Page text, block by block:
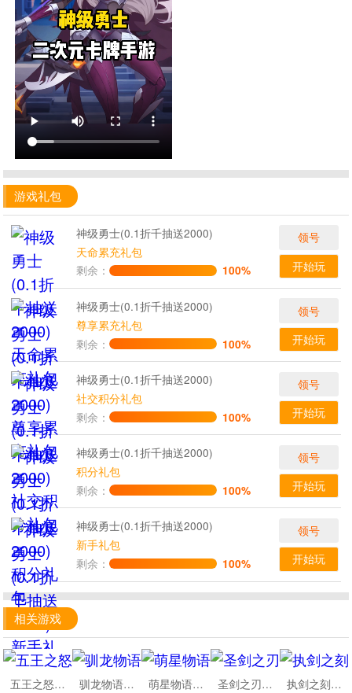
游戏礼包
神级勇士(0.1折千抽送2000)
天命累充礼包
剩余：
100%
领号
开始玩
神级勇士(0.1折千抽送2000)
尊享累充礼包
剩余：
100%
领号
开始玩
神级勇士(0.1折千抽送2000)
社交积分礼包
剩余：
100%
领号
开始玩
神级勇士(0.1折千抽送2000)
积分礼包
剩余：
100%
领号
开始玩
神级勇士(0.1折千抽送2000)
新手礼包
剩余：
100%
领号
开始玩
相关游戏
五王之怒0.1折坦克世界 驯龙物语免费版 萌星物语0.1折无限代金版 圣剑之刃神域集结 执剑之刻0.1折官方授权